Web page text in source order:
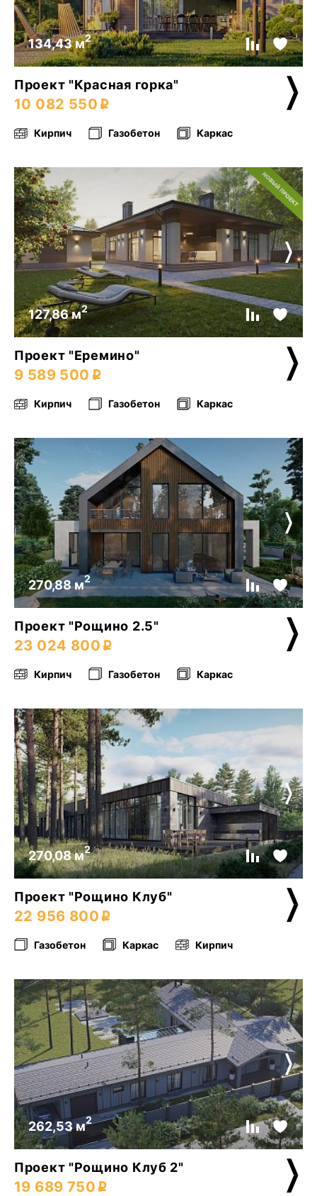
134,43 м2
Проект "Красная горка"
10 082 550
Кирпич Газобетон Каркас
127,86 м2
Проект "Еремино"
9 589 500
Кирпич Газобетон Каркас
270,88 м2
Проект "Рощино 2.5"
23 024 800
Кирпич Газобетон Каркас
270,08 м2
Проект "Рощино Клуб"
22 956 800
Газобетон Каркас Кирпич
262,53 м2
Проект "Рощино Клуб 2"
19 689 750